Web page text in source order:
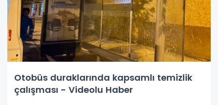
Otobüs duraklarında kapsamlı temizlik
çalışması - Videolu Haber